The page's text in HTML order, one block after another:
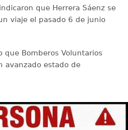
que Herrera Sáenz se
viaje el pasado 6 de junio
que Bomberos Voluntarios
avanzado estado de